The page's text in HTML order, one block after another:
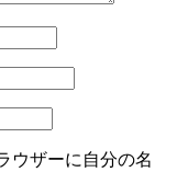
ウザーに自分の名